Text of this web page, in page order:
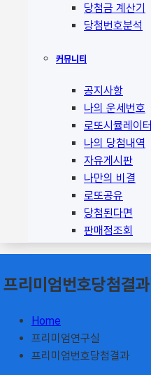
당첨금 계산기
당첨번호분석
커뮤니티
공지사항
나의 운세번호
로또시뮬레이터
나의 당첨내역
자유게시판
나만의 비결
로또공유
당첨된다면
판매점조회
프리미엄번호당첨결과
Home
프리미엄연구실
프리미엄번호당첨결과